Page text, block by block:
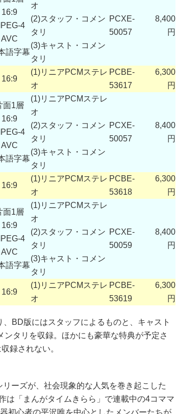
16:9
4
AVC
語字幕
オ
(2)スタッフ・コメン
タリ
(3)キャスト・コメン
タリ
PCXE-
50057
8,400
円
16:9
(1)リニアPCMステレ
オ
PCBE-
53617
6,300
円
面1層
16:9
4
AVC
語字幕
(1)リニアPCMステレ
オ
(2)スタッフ・コメン
タリ
(3)キャスト・コメン
タリ
PCXE-
50057
8,400
円
16:9
(1)リニアPCMステレ
オ
PCBE-
53618
6,300
円
面1層
16:9
4
AVC
語字幕
(1)リニアPCMステレ
オ
(2)スタッフ・コメン
タリ
(3)キャスト・コメン
タリ
PCXE-
50059
8,400
円
16:9
(1)リニアPCMステレ
オ
PCBE-
53619
6,300
円
BD版にはスタッフによるものと、キャスト
タリを収録。ほかにも豪華な特典が予定さ
録されない。
ーズが、社会現象的な人気を巻き起こした
は「まんがタイムきらら」で連載中の4コママ
初心者の平沢唯を中心としたメンバーたちが